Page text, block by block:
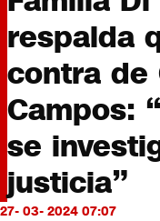
Programas completos
Cultura
Servicios
Bits
CNN tiempo
Futuro 360
Opinión
respalda
contra de
Campos:
se
justicia”
27- 03- 2024 07:07